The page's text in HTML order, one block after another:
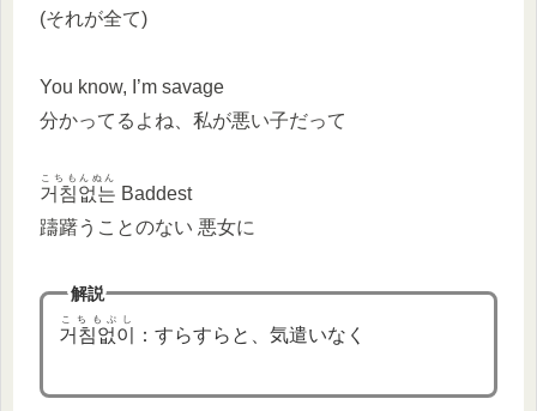
(それが全て)
You know, I’m savage
分かってるよね、私が悪い子だって
거침없는
こちもんぬん
Baddest
躊躇うことのない 悪女に
解説
거침없이
こちもぷし
：すらすらと、気遣いなく